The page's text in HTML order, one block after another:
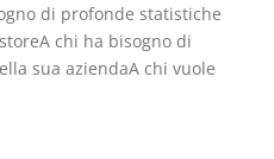
di profonde statistiche
chi ha bisogno di
sua aziendaA chi vuole